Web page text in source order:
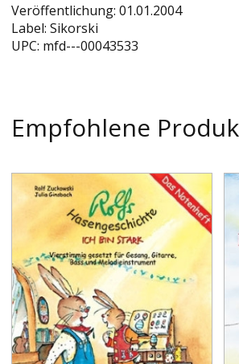
Veröffentlichung: 01.01.2004
Label: Sikorski
UPC: mfd---00043533
Empfohlene